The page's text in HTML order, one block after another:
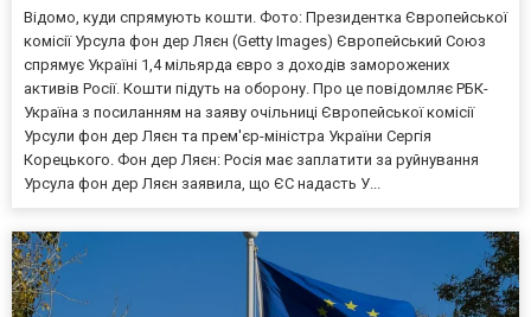
Відомо, куди спрямують кошти. Фото: Президентка Європейської
комісії Урсула фон дер Ляєн (Getty Images) Європейський Союз
спрямує Україні 1,4 мільярда євро з доходів заморожених
активів Росії. Кошти підуть на оборону. Про це повідомляє РБК-
Україна з посиланням на заяву очільниці Європейської комісії
Урсули фон дер Ляєн та прем'єр-міністра України Сергія
Корецького. Фон дер Ляєн: Росія має заплатити за руйнування
Урсула фон дер Ляєн заявила, що ЄС надасть У...